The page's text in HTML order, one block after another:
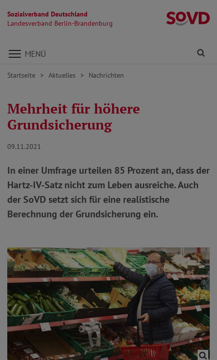
Sozialverband Deutschland
Landesverband Berlin-Brandenburg
Direkt zu den Inhalten springen
MENÜ
Startseite Aktuelles Nachrichten
Mehrheit für höhere
Grundsicherung
09.11.2021
In einer Umfrage urteilen 85 Prozent an, dass der
Hartz-IV-Satz nicht zum Leben ausreiche. Auch
der SoVD setzt sich für eine realistische
Berechnung der Grundsicherung ein.